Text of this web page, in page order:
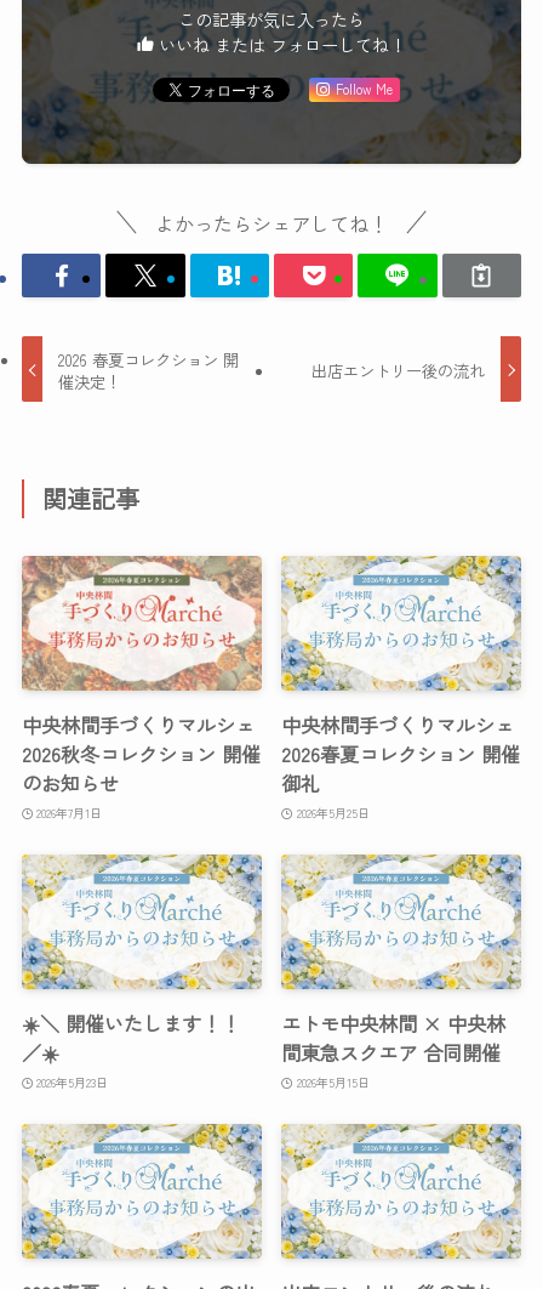
この記事が気に入ったら
いいね または フォローしてね！
Follow Me
よかったらシェアしてね！
2026 春夏コレクション 開
催決定！
出店エントリー後の流れ
関連記事
中央林間手づくりマルシェ
2026秋冬コレクション 開催
のお知らせ
2026年7月1日
中央林間手づくりマルシェ
2026春夏コレクション 開催
御礼
2026年5月25日
☀️＼ 開催いたします！！
／☀️
2026年5月23日
エトモ中央林間 × 中央林
間東急スクエア 合同開催
2026年5月15日